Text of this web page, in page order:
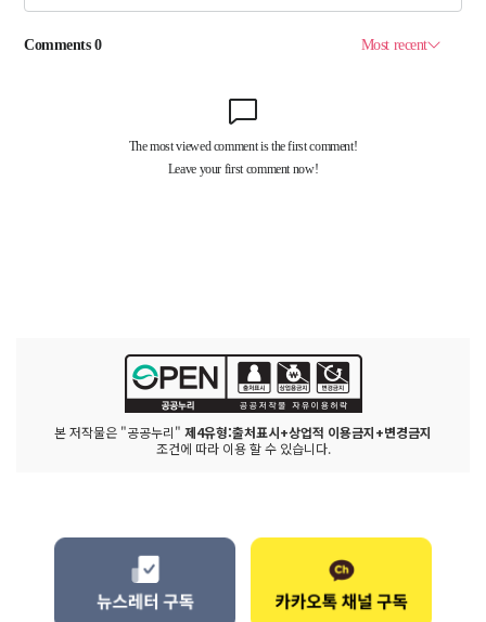
본 저작물은 "공공누리" 제4유형:출처표시+상업적 이용금지+변경금지
조건에 따라 이용 할 수 있습니다.